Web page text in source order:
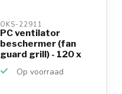
OKS-22911
PC ventilator
beschermer (fan
guard grill) - 120 x
Op voorraad